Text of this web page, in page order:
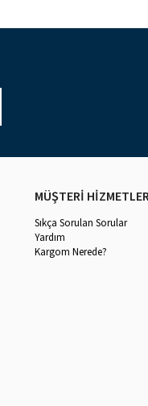
MÜŞTERİ
Sıkça Sorulan Sorular
Yardım
Kargom Nerede?